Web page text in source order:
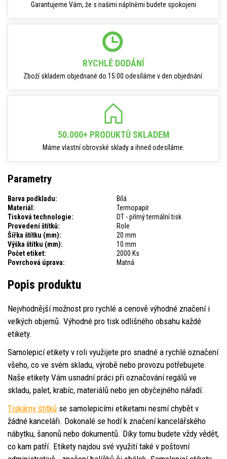
Garantujeme Vám, že s našimi náplněmi budete spokojeni
RYCHLÉ DODÁNÍ
Zboží skladem objednané do 15:00 odesíláme v den objednání.
50.000+ PRODUKTŮ SKLADEM
Máme vlastní obrovské sklady a ihned odesíláme.
Parametry
Barva podkladu:
Bílá
Materiál:
Termopapír
Tisková technologie:
DT - přímý termální tisk
Provedení štítků:
Role
Šířka štítku (mm):
20 mm
Výška štítku (mm):
10 mm
Počet etiket:
2000 Ks
Povrchová úprava:
Matná
Popis produktu
Nejvhodnější možnost pro rychlé a cenově výhodné značení i
velkých objemů. Výhodné pro tisk odlišného obsahu každé
etikety.
Samolepicí etikety v roli využijete pro snadné a rychlé označení
všeho, co ve svém skladu, výrobě nebo provozu potřebujete.
Naše etikety Vám usnadní práci při označování regálů ve
skladu, palet, krabíc, materiálů nebo jen obyčejného nářadí.
Tiskárny štítků se samolepicími etiketami nesmí chybět v
žádné kanceláři. Dokonalé se hodí k značení kancelářského
nábytku, šanonů nebo dokumentů. Díky tomu budete vždy vědět,
co kam patří. Etikety najdou své využití také v poštovní